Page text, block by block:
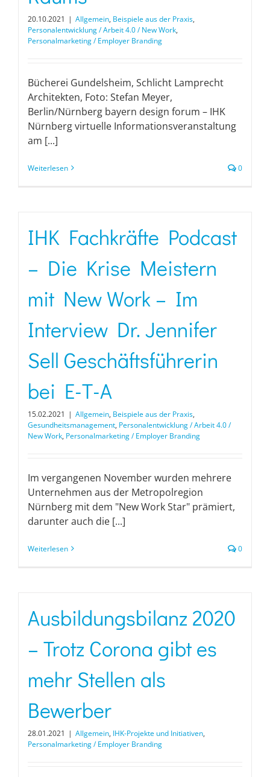
20.10.2021 | Allgemein, Beispiele aus der Praxis,
Personalentwicklung / Arbeit 4.0 / New Work,
Personalmarketing / Employer Branding
Bücherei Gundelsheim, Schlicht Lamprecht
Architekten, Foto: Stefan Meyer,
Berlin/Nürnberg bayern design forum – IHK
Nürnberg virtuelle Informationsveranstaltung
am [...]
Weiterlesen 0
IHK Fachkräfte Podcast
– Die Krise Meistern
mit New Work – Im
Interview Dr. Jennifer
Sell Geschäftsführerin
bei E-T-A
15.02.2021 | Allgemein, Beispiele aus der Praxis,
Gesundheitsmanagement, Personalentwicklung / Arbeit 4.0 /
New Work, Personalmarketing / Employer Branding
Im vergangenen November wurden mehrere
Unternehmen aus der Metropolregion
Nürnberg mit dem "New Work Star" prämiert,
darunter auch die [...]
Weiterlesen 0
Ausbildungsbilanz 2020
– Trotz Corona gibt es
mehr Stellen als
Bewerber
28.01.2021 | Allgemein, IHK-Projekte und Initiativen,
Personalmarketing / Employer Branding